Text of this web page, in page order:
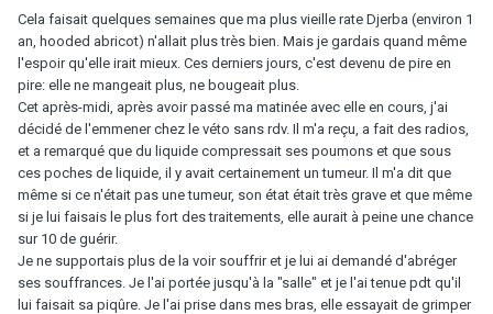
Cela faisait quelques semaines que ma plus vieille rate Djerba (environ 1
an, hooded abricot) n'allait plus très bien. Mais je gardais quand même
l'espoir qu'elle irait mieux. Ces derniers jours, c'est devenu de pire en
pire: elle ne mangeait plus, ne bougeait plus.
Cet après-midi, après avoir passé ma matinée avec elle en cours, j'ai
décidé de l'emmener chez le véto sans rdv. Il m'a reçu, a fait des radios,
et a remarqué que du liquide compressait ses poumons et que sous
ces poches de liquide, il y avait certainement un tumeur. Il m'a dit que
même si ce n'était pas une tumeur, son état était très grave et que même
si je lui faisais le plus fort des traitements, elle aurait à peine une chance
sur 10 de guérir.
Je ne supportais plus de la voir souffrir et je lui ai demandé d'abréger
ses souffrances. Je l'ai portée jusqu'à la "salle" et je l'ai tenue pdt qu'il
lui faisait sa piqûre. Je l'ai prise dans mes bras, elle essayait de grimper